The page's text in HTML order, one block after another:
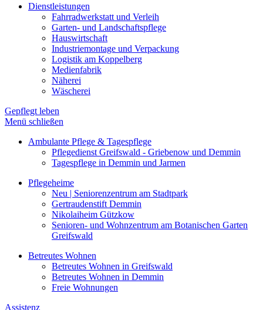
Dienstleistungen
Fahrradwerkstatt und Verleih
Garten- und Landschaftspflege
Hauswirtschaft
Industriemontage und Verpackung
Logistik am Koppelberg
Medienfabrik
Näherei
Wäscherei
Gepflegt leben
Menü schließen
Ambulante Pflege & Tagespflege
Pflegedienst Greifswald - Griebenow und Demmin
Tagespflege in Demmin und Jarmen
Pflegeheime
Neu | Seniorenzentrum am Stadtpark
Gertraudenstift Demmin
Nikolaiheim Gützkow
Senioren- und Wohnzentrum am Botanischen Garten
Greifswald
Betreutes Wohnen
Betreutes Wohnen in Greifswald
Betreutes Wohnen in Demmin
Freie Wohnungen
Assistenz